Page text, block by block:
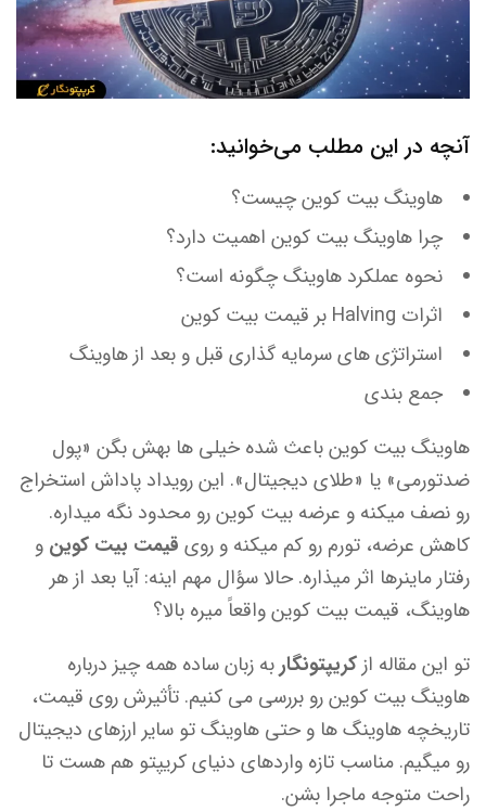
آنچه در این مطلب می‌خوانید:
هاوینگ بیت کوین چیست؟
چرا هاوینگ بیت کوین اهمیت دارد؟
نحوه عملکرد هاوینگ چگونه است؟
اثرات Halving بر قیمت بیت کوین
‏استراتژی های سرمایه گذاری قبل و بعد از هاوینگ
‏جمع بندی
هاوینگ بیت کوین باعث شده خیلی ها بهش بگن «پول
ضدتورمی» یا «طلای دیجیتال». این رویداد پاداش استخراج
رو نصف میکنه و عرضه بیت کوین رو محدود نگه میداره.
کاهش عرضه، تورم رو کم میکنه و روی قیمت بیت کوین و
رفتار ماینرها اثر میذاره. حالا سؤال مهم اینه: آیا بعد از هر
هاوینگ، قیمت بیت کوین واقعاً میره بالا؟
تو این مقاله از کریپتونگاربه زبان ساده همه چیز درباره
هاوینگ بیت کوین رو بررسی می کنیم. تأثیرش روی قیمت،
تاریخچه هاوینگ ها و حتی هاوینگ تو سایر ارزهای دیجیتال
رو میگیم. مناسب تازه واردهای دنیای کریپتو هم هست تا
راحت متوجه ماجرا بشن.